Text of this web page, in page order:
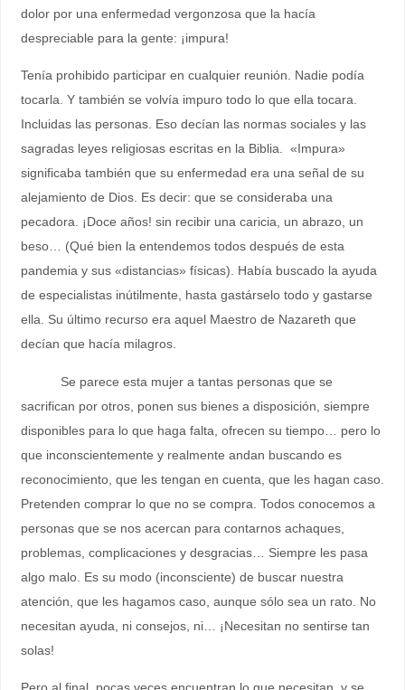
dolor por una enfermedad vergonzosa que la hacía
despreciable para la gente: ¡impura!
Tenía prohibido participar en cualquier reunión. Nadie podía
tocarla. Y también se volvía impuro todo lo que ella tocara.
Incluidas las personas. Eso decían las normas sociales y las
sagradas leyes religiosas escritas en la Biblia. «Impura»
significaba también que su enfermedad era una señal de su
alejamiento de Dios. Es decir: que se consideraba una
pecadora. ¡Doce años! sin recibir una caricia, un abrazo, un
beso… (Qué bien la entendemos todos después de esta
pandemia y sus «distancias» físicas). Había buscado la ayuda
de especialistas inútilmente, hasta gastárselo todo y gastarse
ella. Su último recurso era aquel Maestro de Nazareth que
decían que hacía milagros.
Se parece esta mujer a tantas personas que se
sacrifican por otros, ponen sus bienes a disposición, siempre
disponibles para lo que haga falta, ofrecen su tiempo… pero lo
que inconscientemente y realmente andan buscando es
reconocimiento, que les tengan en cuenta, que les hagan caso.
Pretenden comprar lo que no se compra. Todos conocemos a
personas que se nos acercan para contarnos achaques,
problemas, complicaciones y desgracias… Siempre les pasa
algo malo. Es su modo (inconsciente) de buscar nuestra
atención, que les hagamos caso, aunque sólo sea un rato. No
necesitan ayuda, ni consejos, ni… ¡Necesitan no sentirse tan
solas!